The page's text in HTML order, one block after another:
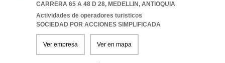
CARRERA 65 A 48 D 28, MEDELLIN, ANTIOQUIA
Actividades de operadores turisticos
SOCIEDAD POR ACCIONES SIMPLIFICADA
Ver empresa Ver en mapa